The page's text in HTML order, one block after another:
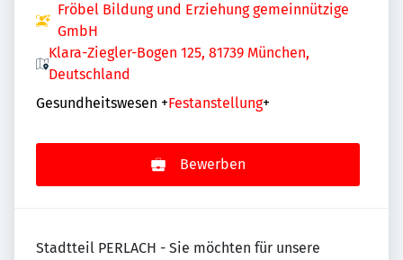
Fröbel Bildung und Erziehung gemeinnützige
GmbH
Klara-Ziegler-Bogen 125, 81739 München,
Deutschland
Gesundheitswesen +Festanstellung+
Bewerben
Stadtteil PERLACH - Sie möchten für unsere